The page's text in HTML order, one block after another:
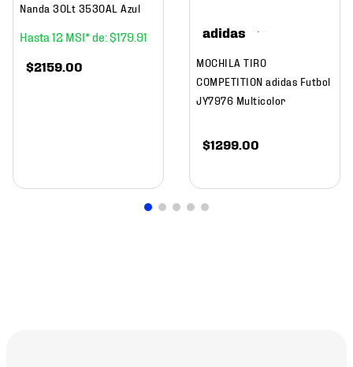
Nanda 30Lt 3530AL Azul
12 $179 91
$2159.00
adidas
MOCHILA TIRO
COMPETITION adidas Futbol
JY7976 Multicolor
$1299.00